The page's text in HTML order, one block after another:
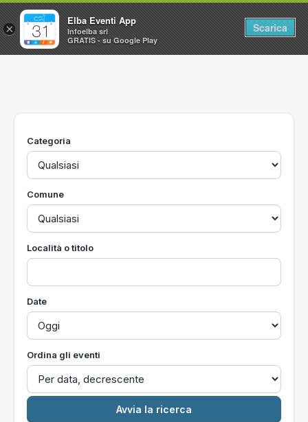
Home
Utilità
Categoria
Comune
Località o titolo
Date
Ordina gli eventi
×
Elba Eventi App
Infoelba srl
GRATIS - su Google Play
Scarica